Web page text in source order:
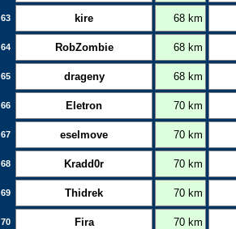
63 kire 68 km
64 RobZombie 68 km
65 drageny 68 km
66 Eletron 70 km
67 eselmove 70 km
68 Kradd0r 70 km
69 Thidrek 70 km
70 Fira 70 km